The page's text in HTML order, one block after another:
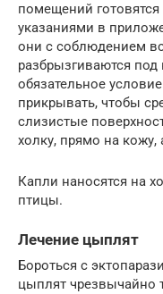
помещений готовятся
указаниями в
они с соблюдением
разбрызгиваются
обязательное
прикрывать, чтобы
слизистые
холку, прямо на кожу,
Капли наносятся на
птицы.
Лечение цыплят
Бороться с
цыплят чрезвычайно